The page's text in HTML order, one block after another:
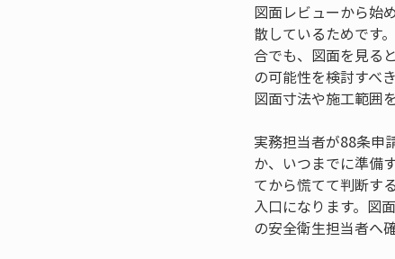
図面レビューから始
散しているためです
合でも、図面を見る
の可能性を検討すべ
図面寸法や施工範囲
実務担当者が88条申
か、いつまでに準備
てから慌てて判断す
入口になります。図
の安全衛生担当者へ